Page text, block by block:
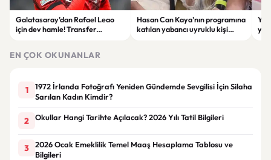
Galatasaray’dan Rafael Leao
için dev hamle! Transfer
Hasan Can Kaya’nın programına
katılan yabancı uyruklu kişi
EN ÇOK OKUNANLAR
1
1972 İrlanda Fotoğrafı Yeniden Gündemde Sevgilisi İçin Silaha
Sarılan Kadın Kimdir?
2 Okullar Hangi Tarihte Açılacak? 2026 Yılı Tatil Bilgileri
3
2026 Ocak Emeklilik Temel Maaş Hesaplama Tablosu ve
Bilgileri